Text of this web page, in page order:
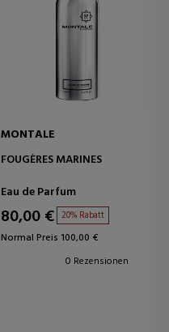
MONTALE
FOUGÈRES MARINES
Eau de Parfum
80,00 € 20% Rabatt
Normal Preis 100,00 €
0 Rezensionen